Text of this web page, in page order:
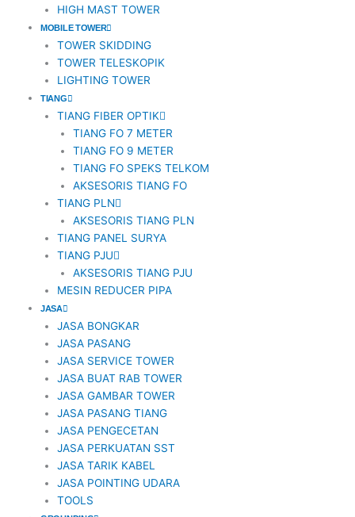
HIGH MAST TOWER
MOBILE TOWER
TOWER SKIDDING
TOWER TELESKOPIK
LIGHTING TOWER
TIANG
TIANG FIBER OPTIK
TIANG FO 7 METER
TIANG FO 9 METER
TIANG FO SPEKS TELKOM
AKSESORIS TIANG FO
TIANG PLN
AKSESORIS TIANG PLN
TIANG PANEL SURYA
TIANG PJU
AKSESORIS TIANG PJU
MESIN REDUCER PIPA
JASA
JASA BONGKAR
JASA PASANG
JASA SERVICE TOWER
JASA BUAT RAB TOWER
JASA GAMBAR TOWER
JASA PASANG TIANG
JASA PENGECETAN
JASA PERKUATAN SST
JASA TARIK KABEL
JASA POINTING UDARA
TOOLS